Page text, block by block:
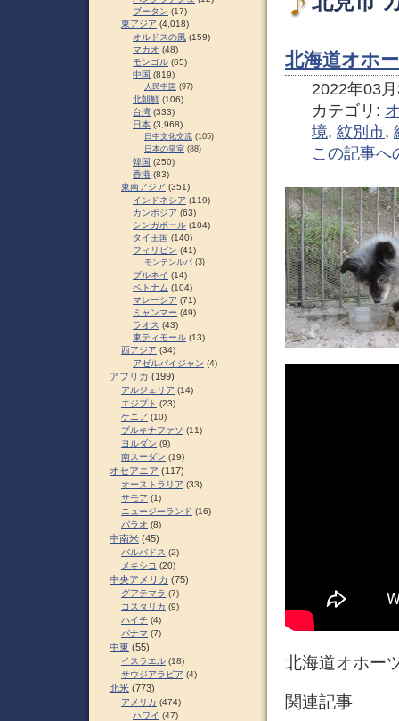
北海道オホ
2022年03
カテゴリ:
境, 紋別市,
この記事へ
北海道オホー
関連記事
ブータン (17)
東アジア (4,018)
オルドスの風 (159)
マカオ (48)
モンゴル (65)
中国 (819)
人民中国 (97)
北朝鮮 (106)
台湾 (333)
日本 (3,968)
日中文化交流 (105)
日本の皇室 (88)
韓国 (250)
香港 (83)
東南アジア (351)
インドネシア (119)
カンボジア (63)
シンガポール (104)
タイ王国 (140)
フィリピン (41)
モンテンルパ (3)
ブルネイ (14)
ベトナム (104)
マレーシア (71)
ミャンマー (49)
ラオス (43)
東ティモール (13)
西アジア (34)
アゼルバイジャン (4)
アフリカ (199)
アルジェリア (14)
エジプト (23)
ケニア (10)
ブルキナファソ (11)
ヨルダン (9)
南スーダン (19)
オセアニア (117)
オーストラリア (33)
サモア (1)
ニュージーランド (16)
パラオ (8)
中南米 (45)
バルバドス (2)
メキシコ (20)
中央アメリカ (75)
グアテマラ (7)
コスタリカ (9)
ハイチ (4)
パナマ (7)
中東 (55)
イスラエル (18)
サウジアラビア (4)
北米 (773)
アメリカ (474)
ハワイ (47)